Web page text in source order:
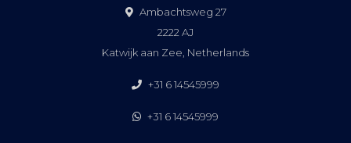
Ambachtsweg 27
2222 AJ
Katwijk aan Zee, Netherlands
+31 6 14545999
+31 6 14545999